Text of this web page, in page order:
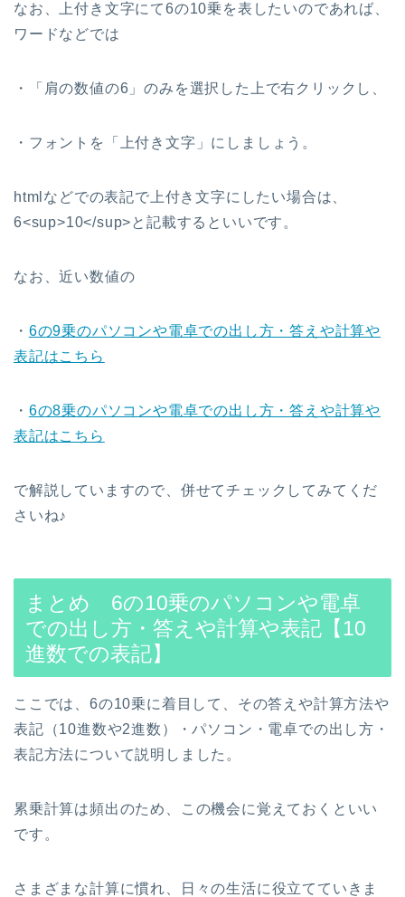
なお、上付き文字にて6の10乗を表したいのであれば、
ワードなどでは
・「肩の数値の6」のみを選択した上で右クリックし、
・フォントを「上付き文字」にしましょう。
htmlなどでの表記で上付き文字にしたい場合は、
6<sup>10</sup>と記載するといいです。
なお、近い数値の
・ 6の9乗のパソコンや電卓での出し方・答えや計算や
表記はこちら
・ 6の8乗のパソコンや電卓での出し方・答えや計算や
表記はこちら
で解説していますので、併せてチェックしてみてくだ
さいね♪
まとめ 6の10乗のパソコンや電卓
での出し方・答えや計算や表記【10
進数での表記】
ここでは、6の10乗に着目して、その答えや計算方法や
表記（10進数や2進数）・パソコン・電卓での出し方・
表記方法について説明しました。
累乗計算は頻出のため、この機会に覚えておくといい
です。
さまざまな計算に慣れ、日々の生活に役立てていきま